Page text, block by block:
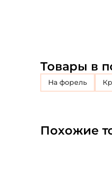
Товары в
на форель
Похожие